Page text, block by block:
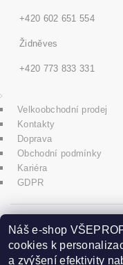
+420 602 651 554
Židněves
+420 773 833 331
Velkoobchodní prodej
Kontakty
Doprava
Obchodní podmínky
Kariéra
GDPR
icons8.com
Náš e-shop
cookies k
a zvýšení efektivity